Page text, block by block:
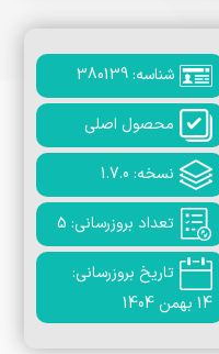
شناسه: 380139
محصول اصلی
نسخه: 1.7.0
تعداد بروزرسانی: 5
تاریخ بروزرسانی:
14 بهمن 1404